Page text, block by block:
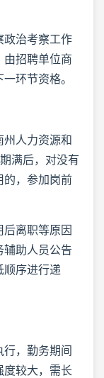
政治考察工作
由招聘单位商
环节资格。
人力资源和
满后，对没有
的，参加岗前
后离职等原因
辅助人员公告
顺序进行递
，勤务期间
较大，需长